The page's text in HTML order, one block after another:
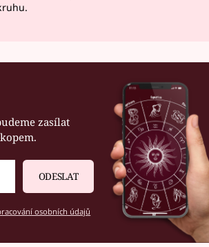
zasílat
ODESLAT
osobních údajů